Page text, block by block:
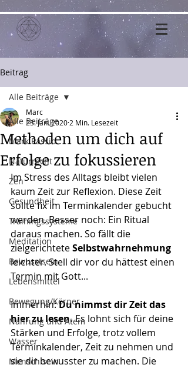
Beitrag
Alle Beiträge
Mark Passio
Naturrecht
Zen
Gesundheit
Trainingssysteme
Meditation
Bewusstsein
Lebensmittel
Bewegung/Körper
Nahrung und Atem
Wasser
Mensch sein
Alle Beiträge
Methoden um dich auf
Erfolge zu fokussieren
Marc
23. Jan. 2020 2 Min. Lesezeit
Im Stress des Alltags bleibt vielen
kaum Zeit zur Reflexion. Diese Zeit
sollte fix im Terminkalender gebucht
werden. Besser noch: Ein Ritual
daraus machen. So fällt die
zielgerichtete Selbstwahrnehmung
leichter. Stell dir vor du hättest einen
Termin mit Gott...
Immerhin: Du nimmst dir Zeit das
hier zu lesen. Es lohnt sich für deine
Stärken und Erfolge, trotz vollem
Terminkalender, Zeit zu nehmen und
sie dir bewusster zu machen. Die